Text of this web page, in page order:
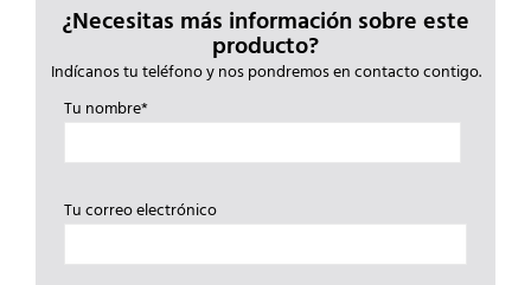
¿Necesitas más información sobre este
producto?
Indícanos tu teléfono y nos pondremos en contacto contigo.
Tu nombre*
Tu correo electrónico